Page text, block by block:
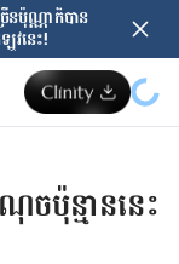
នប៉ុណ្ណាក៏បាន
នេះ!
ចប៉ុន្មាននេះ